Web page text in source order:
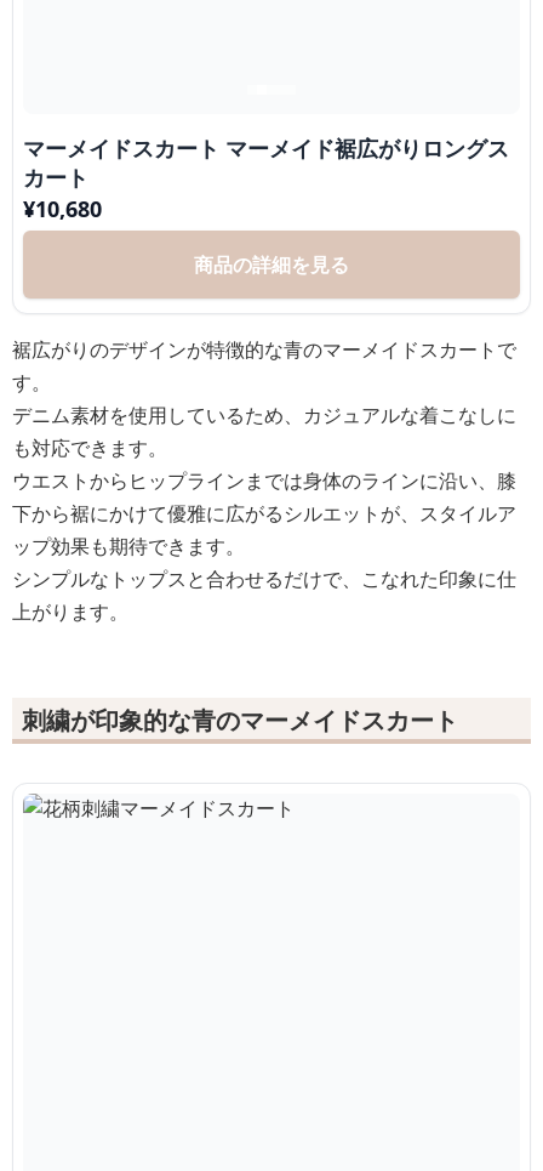
マーメイドスカート マーメイド裾広がりロングス
カート
¥10,680
商品の詳細を見る
裾広がりのデザインが特徴的な青のマーメイドスカートで
す。
デニム素材を使用しているため、カジュアルな着こなしに
も対応できます。
ウエストからヒップラインまでは身体のラインに沿い、膝
下から裾にかけて優雅に広がるシルエットが、スタイルア
ップ効果も期待できます。
シンプルなトップスと合わせるだけで、こなれた印象に仕
上がります。
刺繍が印象的な青のマーメイドスカート